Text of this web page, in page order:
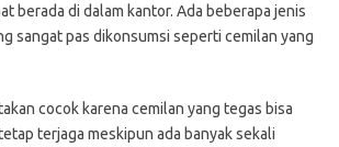
berada di dalam kantor. Ada beberapa jenis
sangat pas dikonsumsi seperti cemilan yang
cocok karena cemilan yang tegas bisa
terjaga meskipun ada banyak sekali